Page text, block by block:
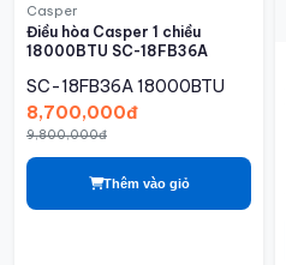
Casper
Điều hòa Casper 1 chiều
18000BTU SC-18FB36A
SC-18FB36A 18000BTU
8,700,000đ
9,800,000đ
Thêm vào giỏ